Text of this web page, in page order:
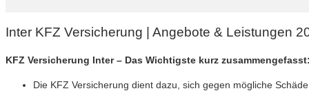
Inter KFZ Versicherung | Angebote & Leistungen
KFZ Versicherung Inter – Das Wichtigste kurz
Die KFZ Versicherung dient dazu, sich gegen mögliche